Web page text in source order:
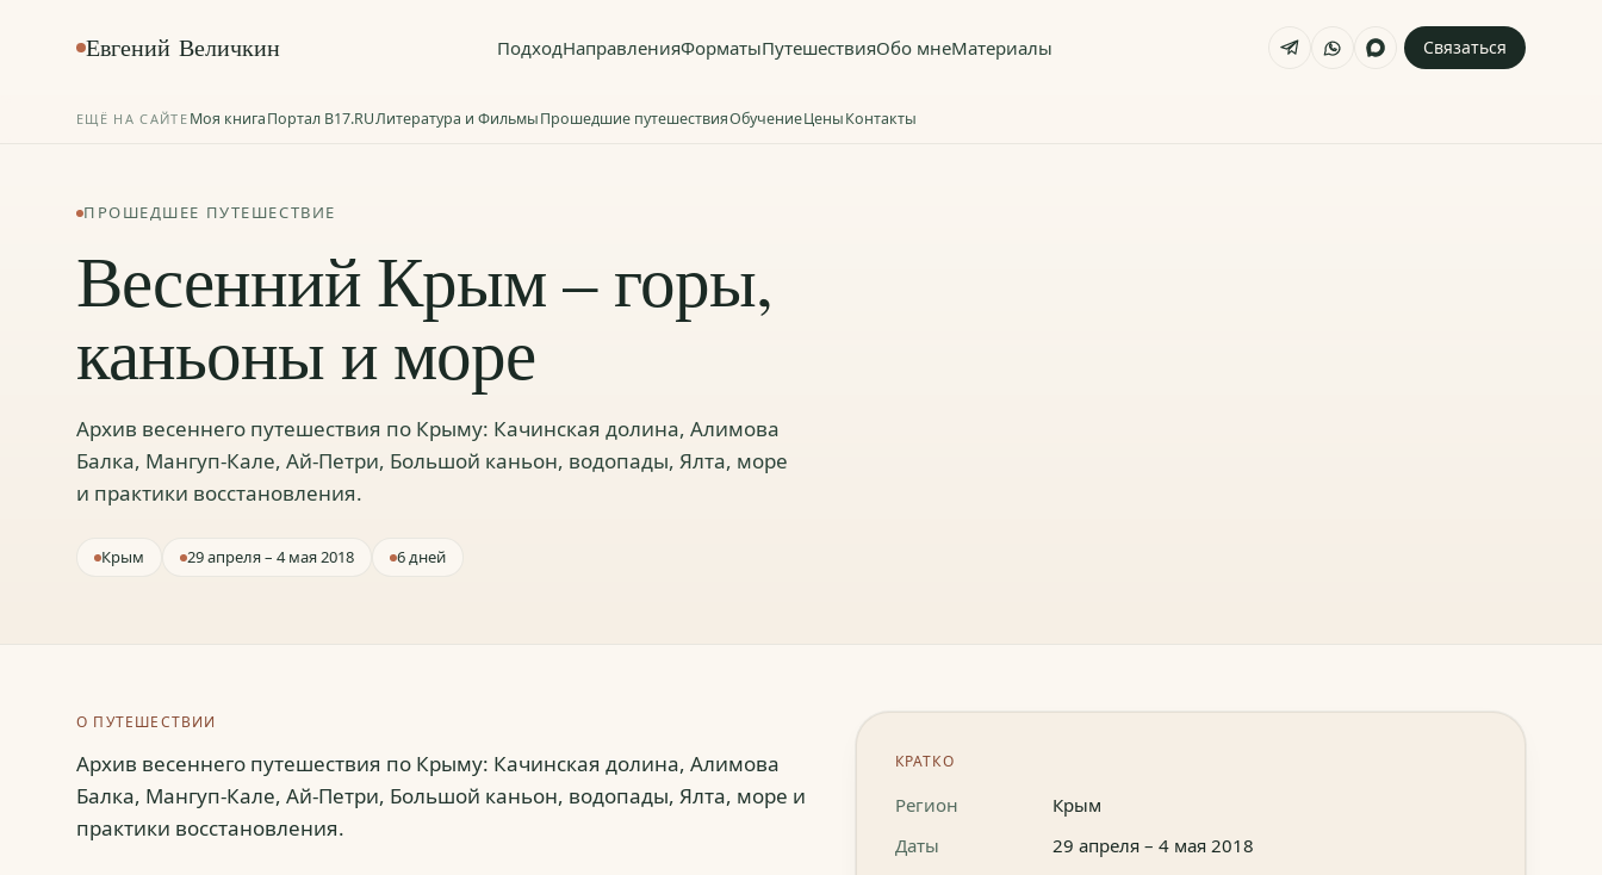
Евгений Величкин ПодходНаправленияФорматыПутешествияОбо мнеМатериалы Связаться
ЕЩЁ НА САЙТЕ Моя книгаПортал B17.RUЛитература и ФильмыПрошедшие путешествияОбучениеЦеныКонтакты
ПРОШЕДШЕЕ ПУТЕШЕСТВИЕ
Весенний Крым – горы,
каньоны и море
Архив весеннего путешествия по Крыму: Качинская долина, Алимова
Балка, Мангуп-Кале, Ай-Петри, Большой каньон, водопады, Ялта, море
и практики восстановления.
Крым 29 апреля – 4 мая 2018 6 дней
О ПУТЕШЕСТВИИ
Архив весеннего путешествия по Крыму: Качинская долина, Алимова
Балка, Мангуп-Кале, Ай-Петри, Большой каньон, водопады, Ялта, море и
практики восстановления.
КРАТКО
Регион
Крым
Даты
29 апреля – 4 мая 2018